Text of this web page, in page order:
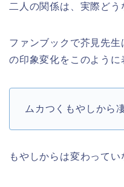
二人の関係は、実際どう
ファンブックで芥見先
の印象変化をこのように
ムカつくもやしから
もやしからは変わってい